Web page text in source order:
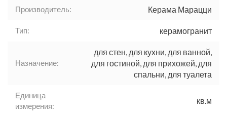
Производитель: Керама Марацци
Тип: керамогранит
Назначение:
для стен, для кухни, для ванной,
для гостиной, для прихожей, для
спальни, для туалета
Единица
измерения:
кв.м